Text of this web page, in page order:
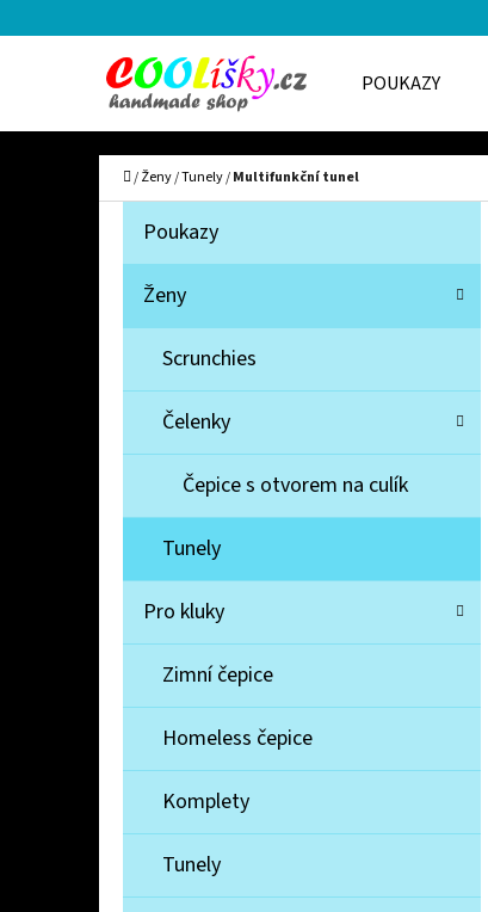
POUKAZY
Domů
/Ženy/Tunely/Multifunkční tunel
Přeskočit
kategorie
K
T
G
R
E
Poukazy
Ženy
Scrunchies
Čelenky
Čepice s otvorem na culík
Tunely
Pro kluky
Zimní čepice
Homeless čepice
Komplety
Tunely
Í
Zpět
obchodu
Zpět
obchodu
MIKINA ZAJÍČEK